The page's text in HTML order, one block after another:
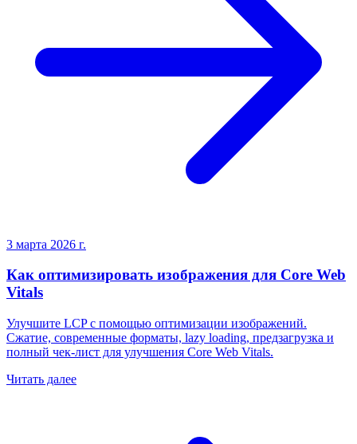
3 марта 2026 г.
Как оптимизировать изображения для Core Web
Vitals
Улучшите LCP с помощью оптимизации изображений.
Сжатие, современные форматы, lazy loading, предзагрузка и
полный чек-лист для улучшения Core Web Vitals.
Читать далее